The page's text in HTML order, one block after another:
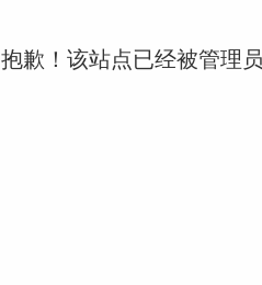
抱歉！该站点已经被管理